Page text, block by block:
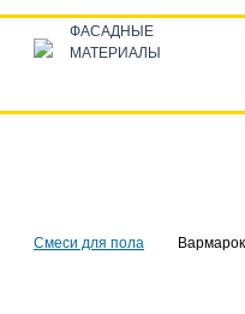
Смеси для пола
ФАСАДНЫЕ
МАТЕРИАЛЫ